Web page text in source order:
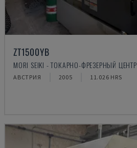
ZT1500YB
MORI SEIKI - ТОКАРНО-ФРЕЗЕРНЫЙ ЦЕНТР
АВСТРИЯ 2005 11.026 HRS